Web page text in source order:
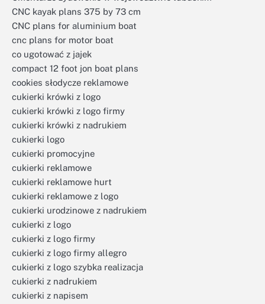
CNC kayak plans 375 by 73 cm
CNC plans for aluminium boat
cnc plans for motor boat
co ugotować z jajek
compact 12 foot jon boat plans
cookies słodycze reklamowe
cukierki krówki z logo
cukierki krówki z logo firmy
cukierki krówki z nadrukiem
cukierki logo
cukierki promocyjne
cukierki reklamowe
cukierki reklamowe hurt
cukierki reklamowe z logo
cukierki urodzinowe z nadrukiem
cukierki z logo
cukierki z logo firmy
cukierki z logo firmy allegro
cukierki z logo szybka realizacja
cukierki z nadrukiem
cukierki z napisem